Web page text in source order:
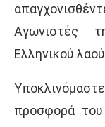
Αγωνιστές
Ελληνικού
προσφορά του